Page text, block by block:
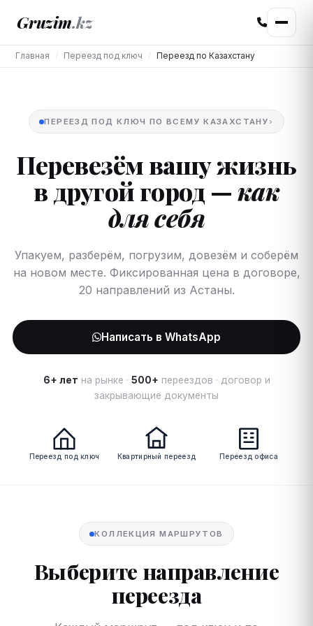
Gruzim.kz
Главная Переезд под ключ Переезд по Казахстану
ПЕРЕЕЗД ПОД КЛЮЧ ПО ВСЕМУ КАЗАХСТАНУ ›
Перевезём вашу жизнь
в другой город —как
для себя
Упакуем, разберём, погрузим, довезём и соберём
на новом месте. Фиксированная цена в договоре,
20 направлений из Астаны.
Написать в WhatsApp
6+ лет на рынке · 500+ переездов · договор и
закрывающие документы
Переезд под ключ Квартирный переезд Переезд офиса
КОЛЛЕКЦИЯ МАРШРУТОВ
Выберите направление
переезда